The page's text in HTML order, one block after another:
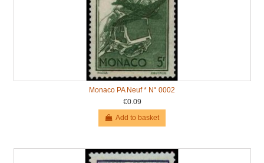
Monaco PA Neuf * N° 0002
€0.09
Add to basket